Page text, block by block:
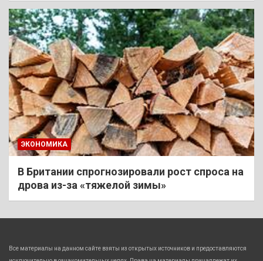
ЭКОНОМИКА
В Британии спрогнозировали рост спроса на
дрова из-за «тяжелой зимы»
Все материалы на данном сайте взяты из открытых источников и предоставляются